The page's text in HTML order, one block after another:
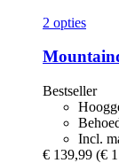
2 opties
Bestseller
Incl.
€ 139,99 (€